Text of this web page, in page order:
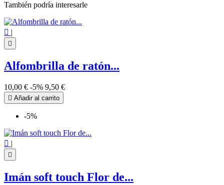
También podría interesarle
 |

Alfombrilla de ratón...
10,00 € -5% 9,50 €
 Añadir al carrito
-5%
 |

Imán soft touch Flor de...